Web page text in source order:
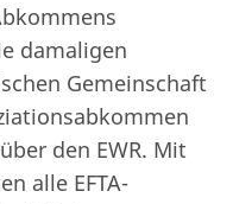
damaligen
Gemeinschaft
den EWR. Mit
alle EFTA-